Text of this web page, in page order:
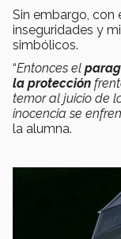
Sin embargo, con
inseguridades y
simbólicos.
“Entonces el
la protección
temor al juicio de
inocencia se
la alumna.